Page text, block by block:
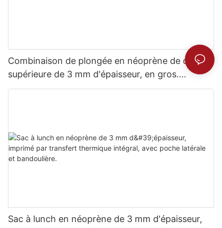
Combinaison de plongée en néoprène de qualité
supérieure de 3 mm d'épaisseur, en gros.
Confort inégalé.
Sac à lunch en néoprène de 3 mm d'épaisseur,